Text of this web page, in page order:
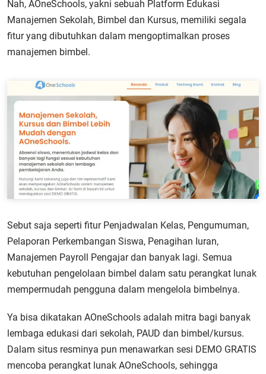
Nah, AOneSchools, yakni sebuah Platform Edukasi
Manajemen Sekolah, Bimbel dan Kursus, memiliki segala
fitur yang dibutuhkan dalam mengoptimalkan proses
manajemen bimbel.
Sebut saja seperti fitur Penjadwalan Kelas, Pengumuman,
Pelaporan Perkembangan Siswa, Penagihan Iuran,
Manajemen Payroll Pengajar dan banyak lagi. Semua
kebutuhan pengelolaan bimbel dalam satu perangkat lunak
mempermudah pengguna dalam mengelola bimbelnya.
Ya bisa dikatakan AOneSchools adalah mitra bagi banyak
lembaga edukasi dari sekolah, PAUD dan bimbel/kursus.
Dalam situs resminya pun menawarkan sesi DEMO GRATIS
mencoba perangkat lunak AOneSchools, sehingga